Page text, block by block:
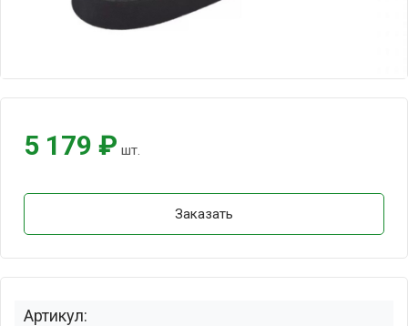
Артикул:
5 179 ₽ шт.
Заказать